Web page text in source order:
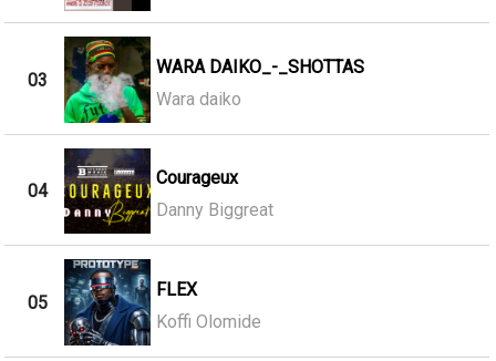
03
WARA DAIKO_-_SHOTTAS
Wara daiko
04
Courageux
Danny Biggreat
05
FLEX
Koffi Olomide